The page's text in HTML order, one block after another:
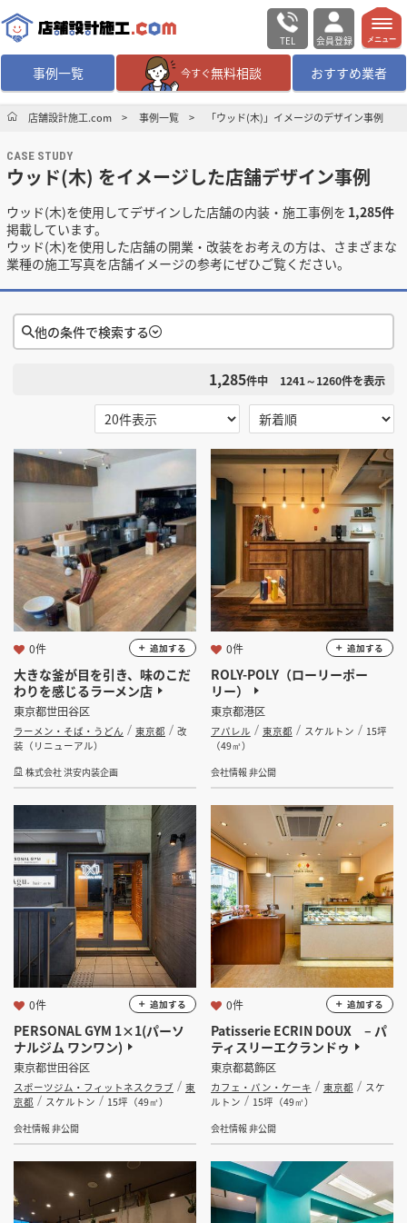
TEL 会員登録
事例一覧 今すぐ無料相談 おすすめ業者
無料相談 ログイン／会員登録
デザイン設計・施工業者を探す
店舗・商業施設の施工事例を探す
マッチング案件一覧
店舗設計施工.comとは
シミュレーター
掲載希望のデザイン設計・施工会社様へ
店舗開業・改装をご検討中の方へ
メニュー
店舗設計施工.com 事例一覧 「ウッド(木)」イメージのデザイン事例
CASE STUDY
ウッド(木) をイメージした店舗デザイン事例
ウッド(木)を使用してデザインした店舗の内装・施工事例を 1,285件
掲載しています。
ウッド(木)を使用した店舗の開業・改装をお考えの方は、さまざまな
業種の施工写真を店舗イメージの参考にぜひご覧ください。
他の条件で検索する
検索条件をクリア
業種 選択する
設計・施工範囲 選択する
設計施工会社 選択する
金額
会員ログインすると検索できます。
坪数
坪 ～ 坪
フリーワード
検索する
1,285件中 1241～1260件を表示
大きな釜が目を引き、味のこだ
わりを感じるラーメン店
東京都世田谷区
ラーメン・そば・うどん 東京都
改
装（リニューアル）
株式会社 洪安内装企画
0件 追加する
ROLY-POLY（ローリーポー
リー）
東京都港区
アパレル 東京都 スケルトン
15坪
（49㎡）
会社情報 非公開
0件 追加する
PERSONAL GYM 1×1(パーソ
ナルジム ワンワン)
東京都世田谷区
スポーツジム・フィットネスクラブ
東
京都
スケルトン
15坪（49㎡）
会社情報 非公開
0件 追加する
Patisserie ECRIN DOUX – パ
ティスリーエクランドゥ
東京都葛飾区
カフェ・パン・ケーキ 東京都
スケ
ルトン
15坪（49㎡）
会社情報 非公開
0件 追加する